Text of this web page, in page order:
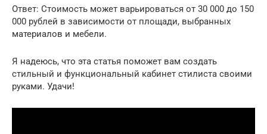
Ответ: Стоимость может варьироваться от 30 000 до 150
000 рублей в зависимости от площади, выбранных
материалов и мебели.
Я надеюсь, что эта статья поможет вам создать
стильный и функциональный кабинет стилиста своими
руками. Удачи!